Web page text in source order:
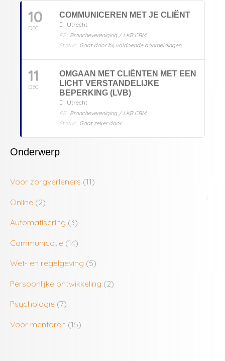
10
DEC
COMMUNICEREN MET JE CLIËNT
Utrecht
PE: Branchevereniging / LKB CBM
Status: Gaat door bij voldoende aanmeldingen
11
DEC
OMGAAN MET CLIËNTEN MET EEN
LICHT VERSTANDELIJKE
BEPERKING (LVB)
Utrecht
PE: Branchevereniging / LKB CBM
Status: Gaat zeker door
Onderwerp
Voor zorgverleners (11)
Online (2)
Automatisering (3)
Communicatie (14)
Wet- en regelgeving (5)
Persoonlijke ontwikkeling (2)
Psychologie (7)
Voor mentoren (15)